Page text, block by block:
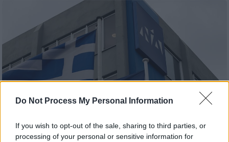
Do Not Process My Personal Information
If you wish to opt-out of the sale, sharing to third parties, or
processing of your personal or sensitive information for
(Eurokinissi)